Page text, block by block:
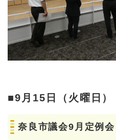
■9月15日（火曜日）
奈良市議会9月定例会